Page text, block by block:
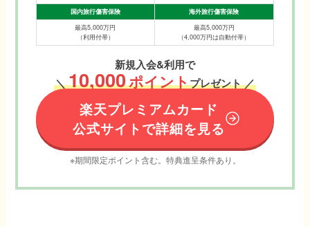
国内旅行傷害保険
海外旅行傷害保険
最高5,000万円
（利用付帯）
最高5,000万円
（4,000万円は自動付帯）
新規入会&利用で
＼10,000ポイントプレゼント ／
楽天プレミアムカード
公式サイトで詳細を見る
※期間限定ポイント含む。特典進呈条件あり。